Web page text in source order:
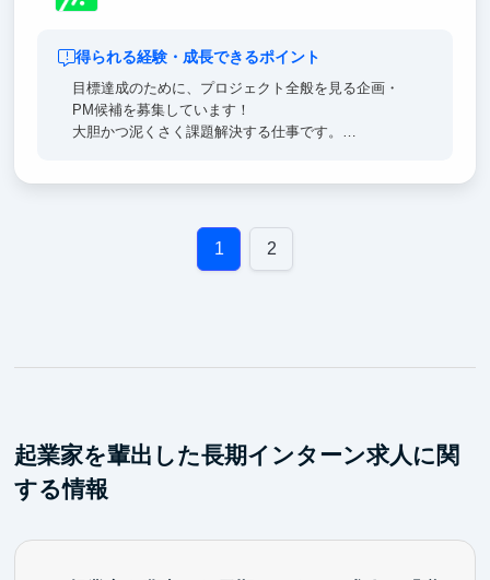
得られる経験・成長できるポイント
目標達成のために、プロジェクト全般を見る企画・
PM候補を募集しています！
大胆かつ泥くさく課題解決する仕事です。
1 2
起業家を輩出した長期インターン求人に関
する情報